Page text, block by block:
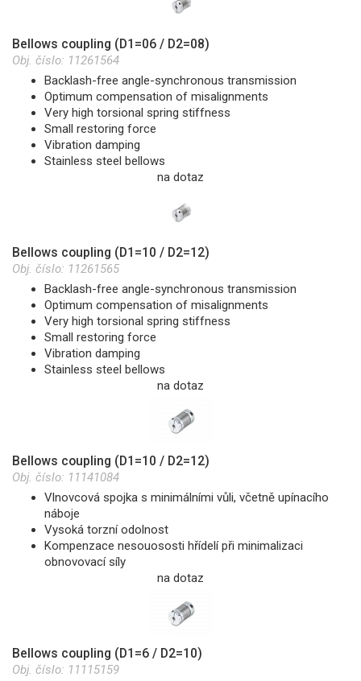
Bellows coupling (D1=06 / D2=08)
Obj. číslo: 11261564
Backlash-free angle-synchronous transmission
Optimum compensation of misalignments
Very high torsional spring stiffness
Small restoring force
Vibration damping
Stainless steel bellows
na dotaz
Bellows coupling (D1=10 / D2=12)
Obj. číslo: 11261565
Backlash-free angle-synchronous transmission
Optimum compensation of misalignments
Very high torsional spring stiffness
Small restoring force
Vibration damping
Stainless steel bellows
na dotaz
Bellows coupling (D1=10 / D2=12)
Obj. číslo: 11141084
Vlnovcová spojka s minimálními vůli, včetně upínacího
náboje
Vysoká torzní odolnost
Kompenzace nesouososti hřídelí při minimalizaci
obnovovací síly
na dotaz
Bellows coupling (D1=6 / D2=10)
Obj. číslo: 11115159